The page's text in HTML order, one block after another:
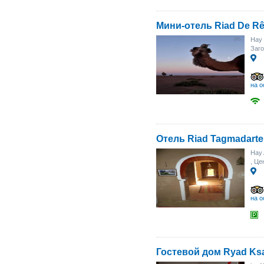
Мини-отель Riad De
Hay
на
Отель Riad
Hay
,
на
Гостевой дом Ryad